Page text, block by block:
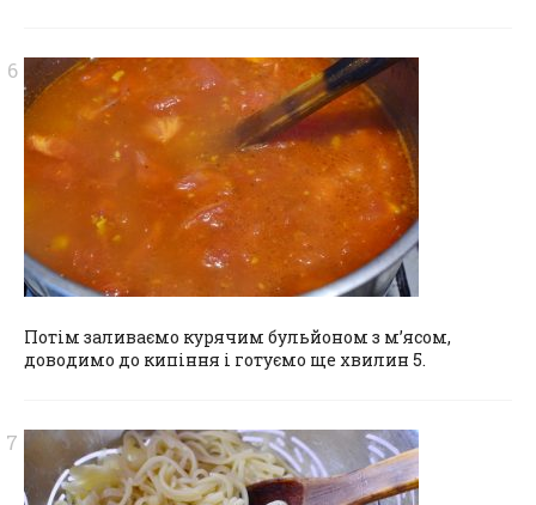
Потім заливаємо курячим бульйоном з м’ясом,
доводимо до кипіння і готуємо ще хвилин 5.